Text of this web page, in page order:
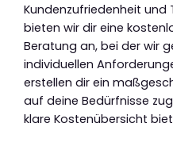
Kundenzufriedenheit und
bieten wir dir eine
Beratung an, bei der wir
individuellen
erstellen dir ein
auf deine Bedürfnisse
klare Kostenübersicht